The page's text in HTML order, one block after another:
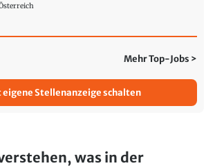
Mehr Top-Jobs >
eigene Stellenanzeige schalten
was in der